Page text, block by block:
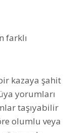
kazaya şahit
yorumları
taşıyabilir
olumlu veya